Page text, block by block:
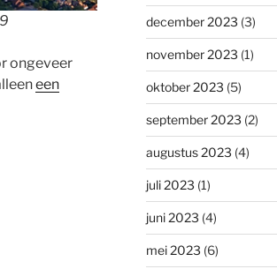
ongeveer
een
december 2023 (3)
november 2023 (1)
oktober 2023 (5)
september 2023 (2)
augustus 2023 (4)
juli 2023 (1)
juni 2023 (4)
mei 2023 (6)